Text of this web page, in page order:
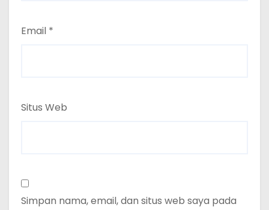
Email *
Situs Web
Simpan nama, email, dan situs web saya pada